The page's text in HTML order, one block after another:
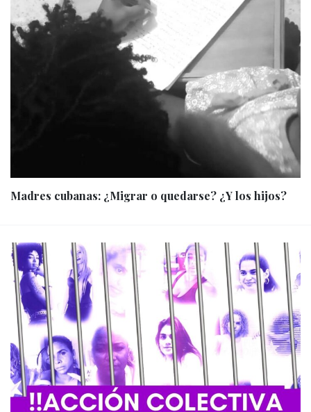
Madres cubanas: ¿Migrar o quedarse? ¿Y los hijos?